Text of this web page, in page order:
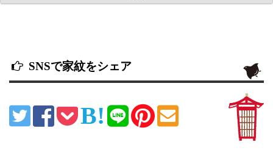
SNSで家紋をシェア